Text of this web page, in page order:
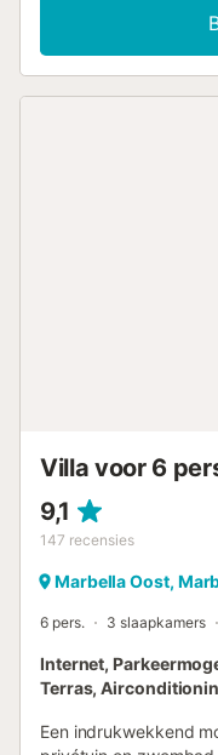
inloopkast; 3
gastentoilet. Ruime
huis. De woning is
Villa voor 6
9,1
147 recensies
Marbella Oost,
6 pers. 3 slaapkamers
Internet,
Terras,
Een indrukwekkend